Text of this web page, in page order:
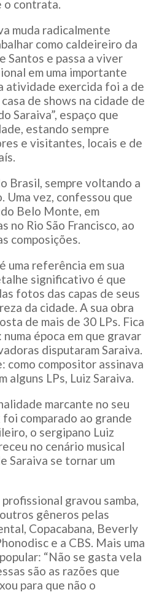
o contrata.
muda radicalmente
como caldeireiro da
Santos e passa a viver
em uma importante
atividade exercida foi a de
de shows na cidade de
Saraiva”, espaço que
estando sempre
e visitantes, locais e de
Brasil, sempre voltando a
Uma vez, confessou que
Belo Monte, em
no Rio São Francisco, ao
composições.
uma referência em sua
significativo é que
fotos das capas de seus
da cidade. A sua obra
de mais de 30 LPs. Fica
época em que gravar
disputaram Saraiva.
como compositor assinava
alguns LPs, Luiz Saraiva.
marcante no seu
foi comparado ao grande
o sergipano Luiz
no cenário musical
Saraiva se tornar um
gravou samba,
gêneros pelas
Copacabana, Beverly
e a CBS. Mais uma
“Não se gasta vela
são as razões que
para que não o